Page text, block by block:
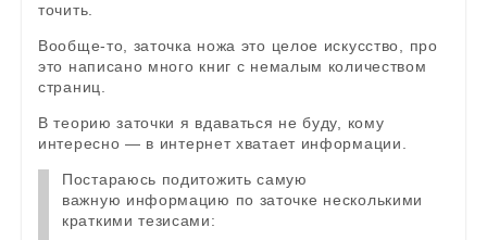
точить.
Вообще-то, заточка ножа это целое искусство, про
это написано много книг с немалым количеством
страниц.
В теорию заточки я вдаваться не буду, кому
интересно — в интернет хватает информации.
Постараюсь подитожить самую
важную информацию по заточке несколькими
краткими тезисами: